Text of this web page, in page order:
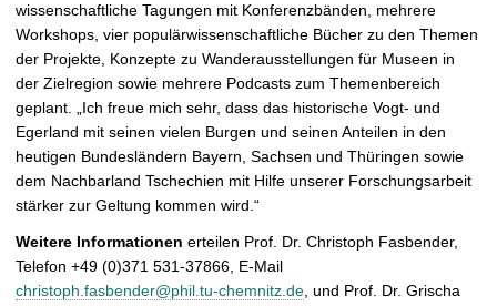
wissenschaftliche Tagungen mit Konferenzbänden, mehrere
Workshops, vier populärwissenschaftliche Bücher zu den Themen
der Projekte, Konzepte zu Wanderausstellungen für Museen in
der Zielregion sowie mehrere Podcasts zum Themenbereich
geplant. „Ich freue mich sehr, dass das historische Vogt- und
Egerland mit seinen vielen Burgen und seinen Anteilen in den
heutigen Bundesländern Bayern, Sachsen und Thüringen sowie
dem Nachbarland Tschechien mit Hilfe unserer Forschungsarbeit
stärker zur Geltung kommen wird.“
Weitere Informationen erteilen Prof. Dr. Christoph Fasbender,
Telefon +49 (0)371 531-37866, E-Mail
christoph.fasbender@phil.tu-chemnitz.de, und Prof. Dr. Grischa